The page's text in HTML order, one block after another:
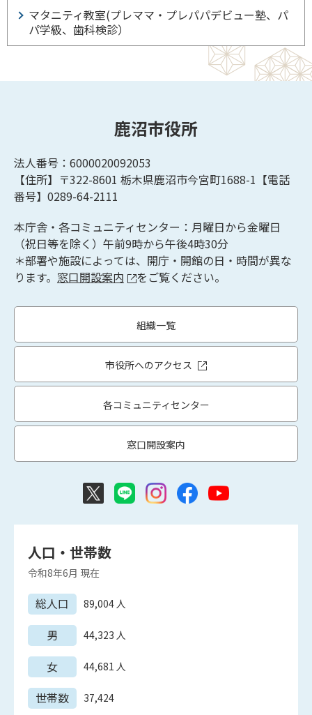
マタニティ教室(プレママ・プレパパデビュー塾、パ
パ学級、歯科検診）
鹿沼市役所
法人番号：6000020092053
【住所】〒322-8601 栃木県鹿沼市今宮町1688-1【電話
番号】0289-64-2111
本庁舎・各コミュニティセンター：月曜日から金曜日
（祝日等を除く）午前9時から午後4時30分
＊部署や施設によっては、開庁・開館の日・時間が異な
ります。 窓口開設案内 をご覧ください。
組織一覧
市役所へのアクセス
各コミュニティセンター
窓口開設案内
人口・世帯数
令和8年6月 現在
総人口 89,004人
男 44,323 人
女 44,681 人
世帯数 37,424